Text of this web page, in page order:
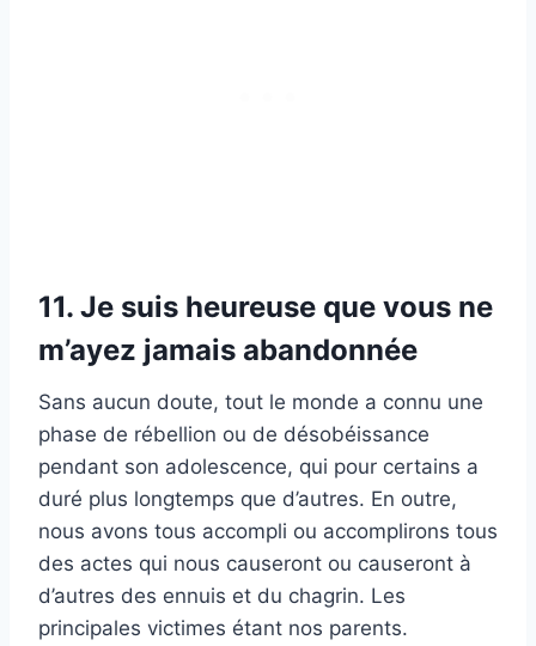
11. Je suis heureuse que vous ne
m’ayez jamais abandonnée
Sans aucun doute, tout le monde a connu une
phase de rébellion ou de désobéissance
pendant son adolescence, qui pour certains a
duré plus longtemps que d’autres. En outre,
nous avons tous accompli ou accomplirons tous
des actes qui nous causeront ou causeront à
d’autres des ennuis et du chagrin. Les
principales victimes étant nos parents.